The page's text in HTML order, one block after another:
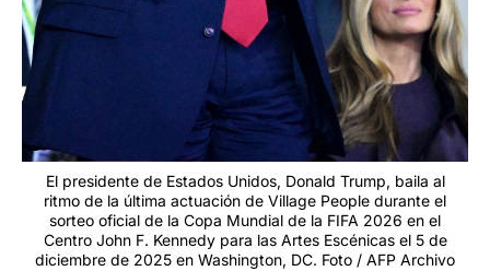
El presidente de Estados Unidos, Donald Trump, baila al
ritmo de la última actuación de Village People durante el
sorteo oficial de la Copa Mundial de la FIFA 2026 en el
Centro John F. Kennedy para las Artes Escénicas el 5 de
diciembre de 2025 en Washington, DC. Foto / AFP Archivo